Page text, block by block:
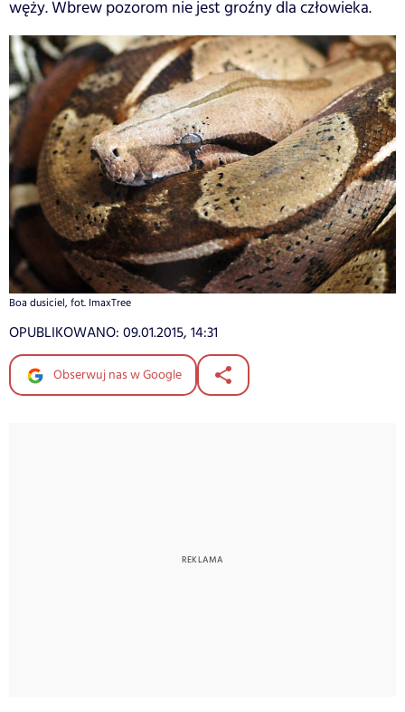
węży. Wbrew pozorom nie jest groźny dla człowieka.
Boa dusiciel, fot. ImaxTree
OPUBLIKOWANO: 09.01.2015, 14:31
Obserwuj nas w Google